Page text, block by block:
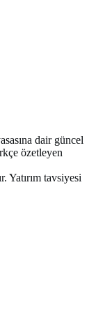
dair güncel
özetleyen
Yatırım tavsiyesi